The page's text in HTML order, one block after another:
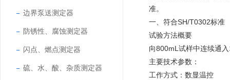
边界泵送测定器
防锈性、腐蚀测定器
闪点、燃点测定器
硫、水、酸、杂质测定器
准。
一、符合SH/T0302标准
试验方法概要
向800mL试样中连续通
主要技术参数：
工作方式：数显温控